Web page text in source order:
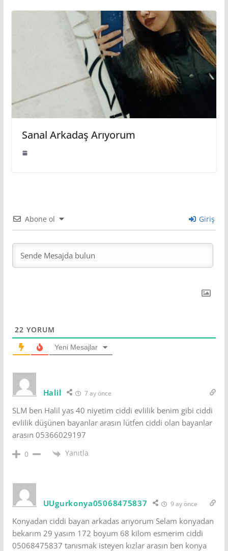
Sanal Arkadaş Arıyorum
Abone ol Giriş
22 YORUM
Yeni Mesajlar
Halil 7 ay önce
SLM ben Halil yas 40 niyetim ciddi evlilik benim gibi ciddi
evlilik düşünen bayanlar arasın lütfen ciddi olan bayanlar
arasın 05366029197
0 Yanıtla
UUgurkonya05068475837 9 ay önce
Konyadan ciddi bayan arkadas arıyorum Selam konyadan
bekarım 29 yasım 172 boyum 68 kilom esmerim ciddi
05068475837 tanısmak isteyen kızlar arasın ben konya